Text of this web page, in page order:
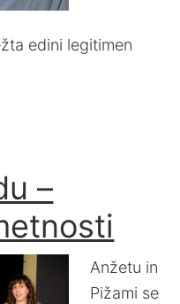
edini legitimen
–
Anžetu in
Pižami se